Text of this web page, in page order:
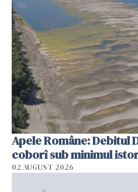
Apele Române: Debitul
coborî sub minimul
02 AUGUST 2026